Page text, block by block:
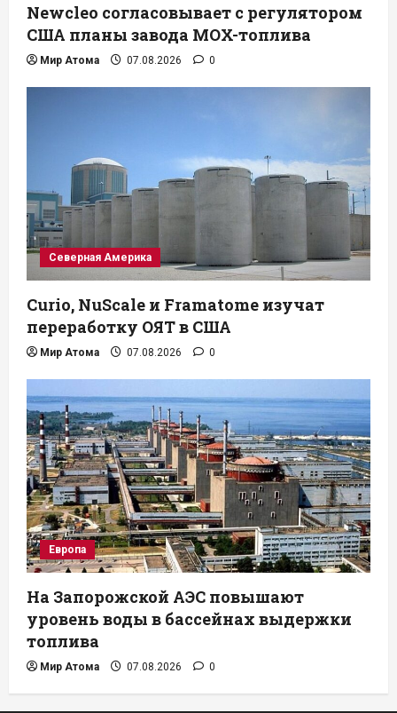
Newcleo согласовывает с регулятором
США планы завода MOX-топлива
Мир Атома 07.08.2026 0
Северная Америка
Curio, NuScale и Framatome изучат
переработку ОЯТ в США
Мир Атома 07.08.2026 0
Европа
На Запорожской АЭС повышают
уровень воды в бассейнах выдержки
топлива
Мир Атома 07.08.2026 0